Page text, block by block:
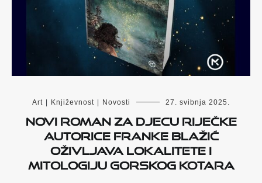
Art | Književnost | Novosti 27. svibnja 2025.
Novi roman za djecu riječke
autorice Franke Blažić
oživljava lokalitete i
mitologiju Gorskog kotara